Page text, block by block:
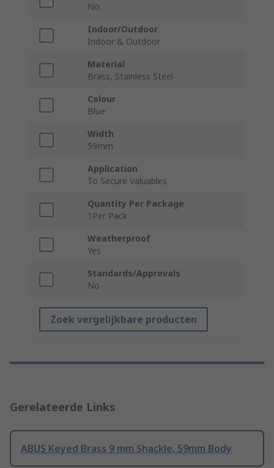
No
Indoor/Outdoor
Indoor & Outdoor
Material
Brass, Stainless Steel
Colour
Blue
Width
59mm
Application
To Secure Valuables
Quantity Per Package
1Per Pack
Weatherproof
Yes
Standards/Approvals
No
Zoek vergelijkbare producten
Gerelateerde Links
ABUS Keyed Brass 9 mm Shackle, 59mm Body